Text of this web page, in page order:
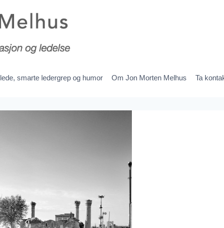
smarte ledergrep og humor Om Jon Morten Melhus Ta